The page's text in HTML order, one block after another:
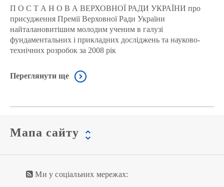
П О С Т А Н О В А ВЕРХОВНОЇ РАДИ УКРАЇНИ про
присудження Премії Верховної Ради України
найталановитішим молодим ученим в галузі
фундаментальних і прикладних досліджень та науково-
технічних розробок за 2008 рік
Переглянути ще
Мапа сайту
Ми у соціальних мережах: